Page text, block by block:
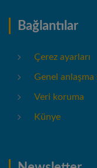
Bağlantılar
Çerez ayarları
Genel
Veri koruma
Künye